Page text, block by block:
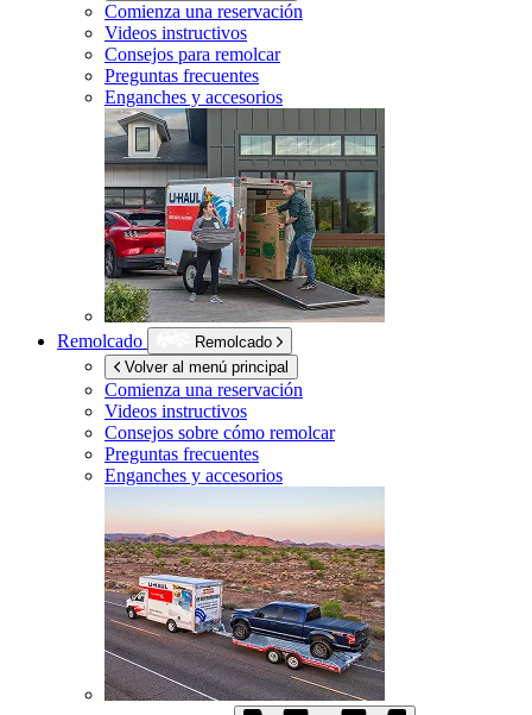
Comienza una reservación
Videos instructivos
Consejos para remolcar
Preguntas frecuentes
Enganches y accesorios
Remolcado
Remolcado
Volver al menú principal
Comienza una reservación
Videos instructivos
Consejos sobre cómo remolcar
Preguntas frecuentes
Enganches y accesorios